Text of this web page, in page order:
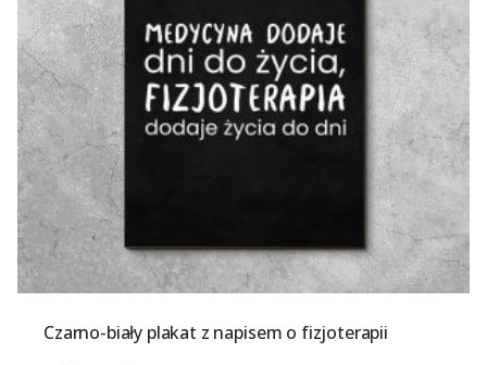
Czarno-biały plakat z napisem o fizjoterapii